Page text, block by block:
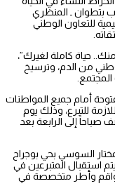
بتطوان ـ المنظري
للتعاون الوطني
حياة كاملة لغيرك”،
من الدم، وترسيخ
المجتمع.
أمام جميع المواطنات
للتبرع، وذلك يوم
والنصف صباحاً إلى الرابعة بعد
السوسي بحي بوجراح
استقبال المتبرعين في
وأطر متخصصة في